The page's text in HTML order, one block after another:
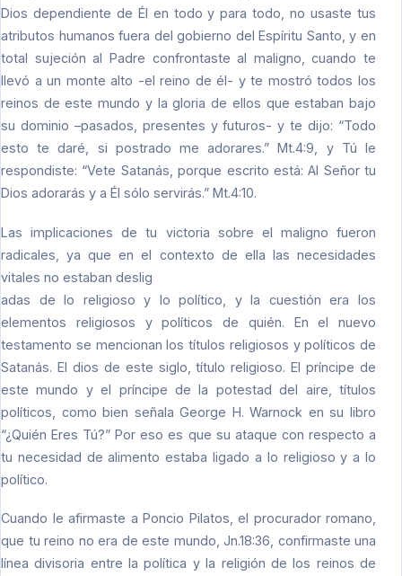
Dios dependiente de Él en todo y para todo, no usaste tus
atributos humanos fuera del gobierno del Espíritu Santo, y en
total sujeción al Padre confrontaste al maligno, cuando te
llevó a un monte alto -el reino de él- y te mostró todos los
reinos de este mundo y la gloria de ellos que estaban bajo
su dominio –pasados, presentes y futuros- y te dijo: “Todo
esto te daré, si postrado me adorares.” Mt.4:9, y Tú le
respondiste: “Vete Satanás, porque escrito está: Al Señor tu
Dios adorarás y a Él sólo servirás.” Mt.4:10.
Las implicaciones de tu victoria sobre el maligno fueron
radicales, ya que en el contexto de ella las necesidades
vitales no estaban deslig
adas de lo religioso y lo político, y la cuestión era los
elementos religiosos y políticos de quién. En el nuevo
testamento se mencionan los títulos religiosos y políticos de
Satanás. El dios de este siglo, título religioso. El príncipe de
este mundo y el príncipe de la potestad del aire, títulos
políticos, como bien señala George H. Warnock en su libro
“¿Quién Eres Tú?” Por eso es que su ataque con respecto a
tu necesidad de alimento estaba ligado a lo religioso y a lo
político.
Cuando le afirmaste a Poncio Pilatos, el procurador romano,
que tu reino no era de este mundo, Jn.18:36, confirmaste una
línea divisoria entre la política y la religión de los reinos de